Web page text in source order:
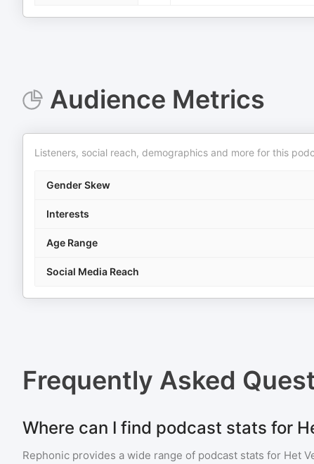
Audience Metrics
Listeners, social reach, demographics and more for this
Gender Skew
Interests
Age Range
Social Media Reach
Frequently Asked
Where can I find podcast stats for
Rephonic provides a wide range of podcast stats for Het